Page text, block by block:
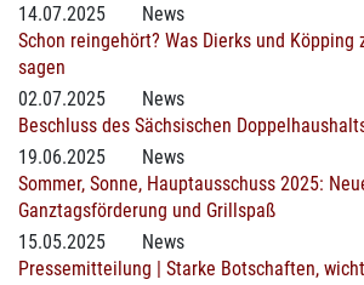
14.07.2025
News
Schon reingehört? Was Dierks und
sagen
02.07.2025
News
Beschluss des Sächsischen
19.06.2025
News
Sommer, Sonne, Hauptausschuss 2025:
Ganztagsförderung und Grillspaß
15.05.2025
News
Pressemitteilung | Starke Botschaften,